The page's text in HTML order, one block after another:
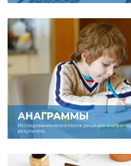
АНАГРАММЫ
Исследования мозга после решения
результаты.